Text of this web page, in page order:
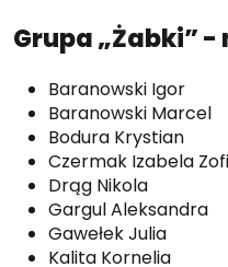
Grupa „Żabki”
Baranowski Igor
Baranowski Marcel
Bodura Krystian
Czermak Izabela
Drąg Nikola
Gargul Aleksandra
Gawełek Julia
Kalita Kornelia